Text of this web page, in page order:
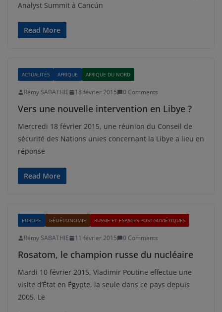
Analyst Summit à Cancún
Read More
ACTUALITÉS AFRIQUE AFRIQUE DU NORD
Rémy SABATHIE 18 février 2015 0 Comments
Vers une nouvelle intervention en Libye ?
Mercredi 18 février 2015, une réunion du Conseil de
sécurité des Nations unies concernant la Libye a lieu en
réponse
Read More
EUROPE GÉOÉCONOMIE RUSSIE ET ESPACES POST-SOVIÉTIQUES
Rémy SABATHIE 11 février 2015 0 Comments
Rosatom, le champion russe du nucléaire
Mardi 10 février 2015, Vladimir Poutine effectue une
visite d’État en Égypte, la seule dans ce pays depuis
2005. Le